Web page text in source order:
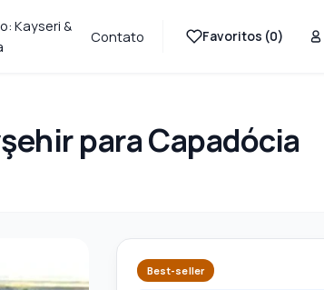
Kayseri &
Contato Favoritos (0)
para Capadócia
Best-seller